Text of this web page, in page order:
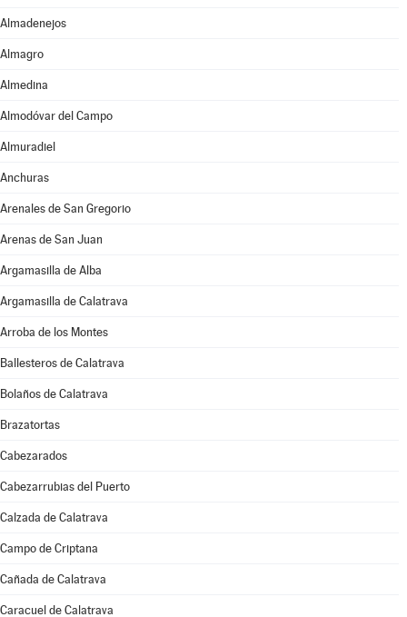
Almadenejos
Almagro
Almedina
Almodóvar del Campo
Almuradiel
Anchuras
Arenales de San Gregorio
Arenas de San Juan
Argamasilla de Alba
Argamasilla de Calatrava
Arroba de los Montes
Ballesteros de Calatrava
Bolaños de Calatrava
Brazatortas
Cabezarados
Cabezarrubias del Puerto
Calzada de Calatrava
Campo de Criptana
Cañada de Calatrava
Caracuel de Calatrava